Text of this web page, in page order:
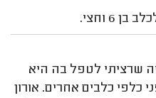
6 וחצי.
שרציתי לטפל בה היא
כלפי כלבים אחרים. אורון